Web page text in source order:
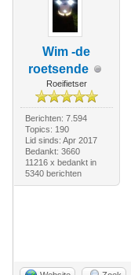
Wim -de
roetsende
Roeifietser
Berichten: 7.594
Topics: 190
Lid sinds: Apr 2017
Bedankt: 3660
11216 x bedankt in
5340 berichten